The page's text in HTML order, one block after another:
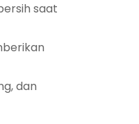
saat
dan